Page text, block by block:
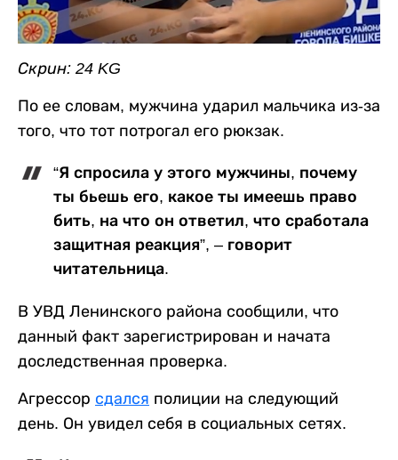
Скрин: 24 KG
По ее словам, мужчина ударил мальчика из-за
того, что тот потрогал его рюкзак.
“Я спросила у этого мужчины, почему
ты бьешь его, какое ты имеешь право
бить, на что он ответил, что сработала
защитная реакция”, – говорит
читательница.
В УВД Ленинского района сообщили, что
данный факт зарегистрирован и начата
доследственная проверка.
Агрессор сдался полиции на следующий
день. Он увидел себя в социальных сетях.